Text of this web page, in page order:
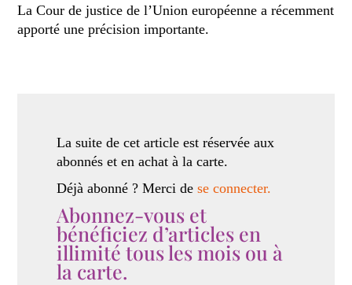
La Cour de justice de l’Union européenne a récemment
apporté une précision importante.
La suite de cet article est réservée aux
abonnés et en achat à la carte.
Déjà abonné ? Merci dese connecter.
Abonnez-vous et
bénéficiez d’articles en
illimité tous les mois ou à
la carte.